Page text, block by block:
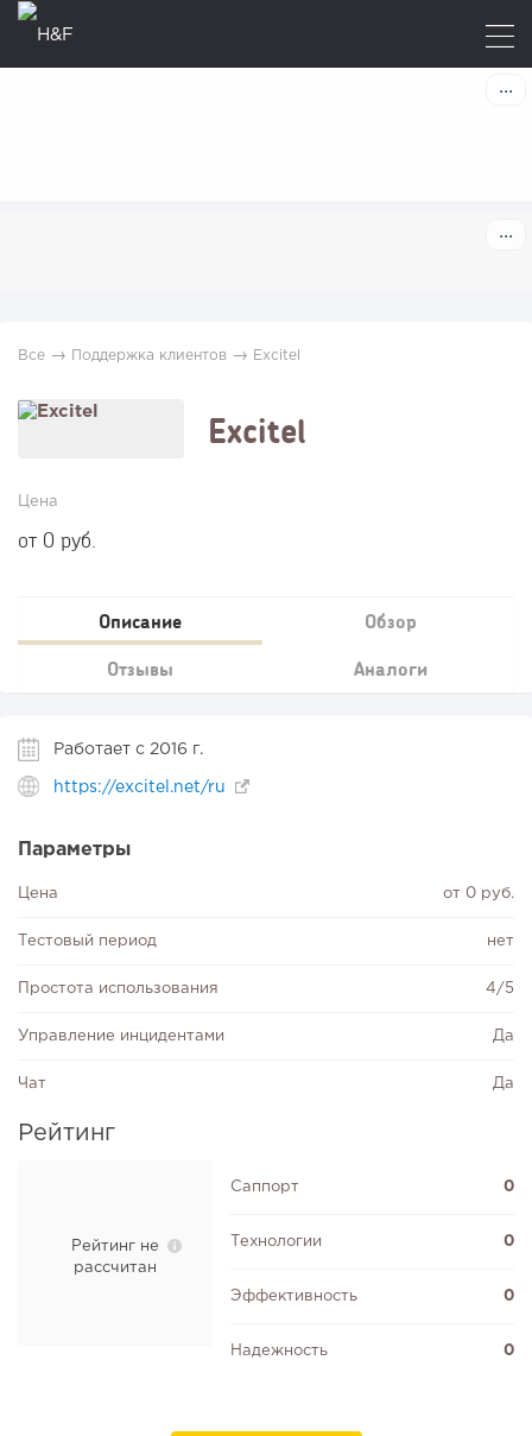
Все → Поддержка клиентов → Excitel
Excitel
Цена
от 0 руб.
Описание Обзор
Отзывы Аналоги
Работает с 2016 г.
https://excitel.net/ru
Параметры
Цена от 0 руб.
Тестовый период нет
Простота использования 4/5
Управление инцидентами Да
Чат Да
Рейтинг
Рейтинг не
рассчитан
Саппорт 0
Технологии 0
Эффективность 0
Надежность 0